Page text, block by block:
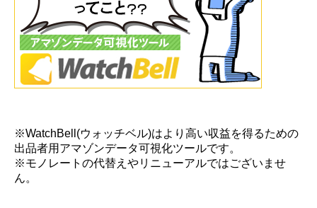
※WatchBell(ウォッチベル)はより高い収益を得るための
出品者用アマゾンデータ可視化ツールです。
※モノレートの代替えやリニューアルではございませ
ん。